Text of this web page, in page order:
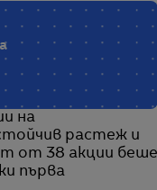
на
растеж и
от 38 акции беше
първа